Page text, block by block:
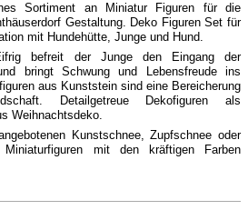
Sortiment an Miniatur Figuren für die
Gestaltung. Deko Figuren Set für
mit Hundehütte, Junge und Hund.
befreit der Junge den Eingang der
bringt Schwung und Lebensfreude ins
aus Kunststein sind eine Bereicherung
Detailgetreue Dekofiguren als
Weihnachtsdeko.
Kunstschnee, Zupfschnee oder
mit den kräftigen Farben